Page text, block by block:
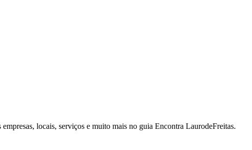
locais, serviços e muito mais no guia Encontra LaurodeFreitas.